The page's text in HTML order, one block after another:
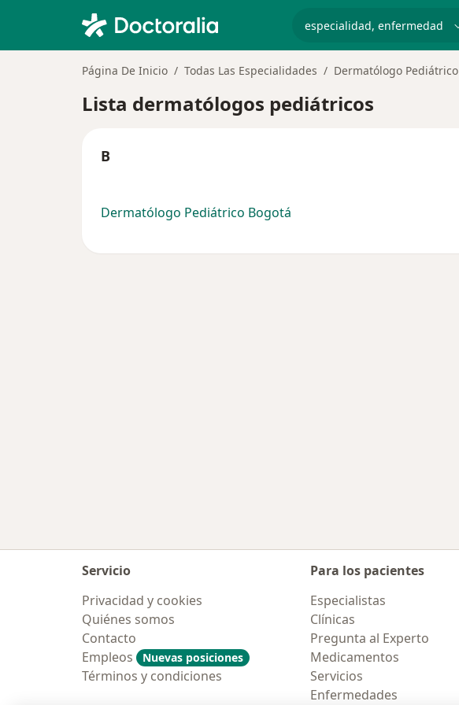
Página De Inicio Todas Las Especialidades Dermatólogo Pediátrico
Lista dermatólogos pediátricos
B
Dermatólogo Pediátrico Bogotá
Servicio
Privacidad y cookies
Quiénes somos
Contacto
Empleos
Nuevas posiciones
Términos y condiciones
Para los pacientes
Especialistas
Clínicas
Pregunta al Experto
Medicamentos
Servicios
Enfermedades